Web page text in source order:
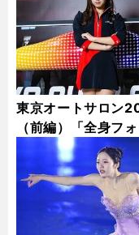
東京オートサロン
（前編）「全身フォ